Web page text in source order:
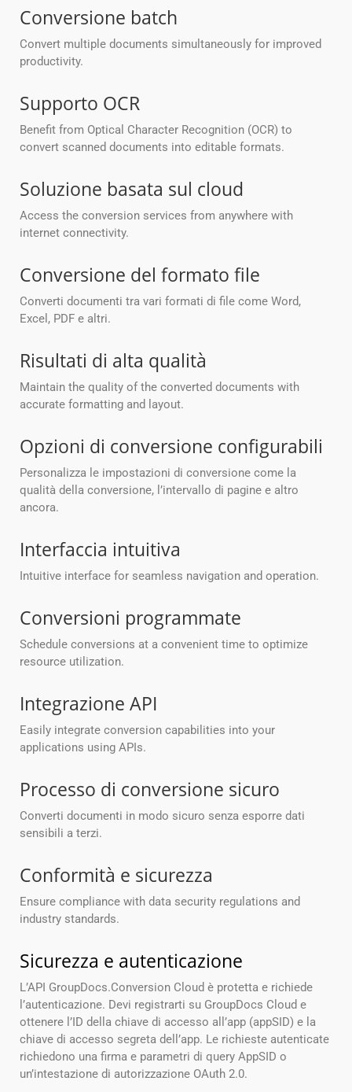
Conversione batch
Convert multiple documents simultaneously for improved
productivity.
Supporto OCR
Benefit from Optical Character Recognition (OCR) to
convert scanned documents into editable formats.
Soluzione basata sul cloud
Access the conversion services from anywhere with
internet connectivity.
Conversione del formato file
Converti documenti tra vari formati di file come Word,
Excel, PDF e altri.
Risultati di alta qualità
Maintain the quality of the converted documents with
accurate formatting and layout.
Opzioni di conversione configurabili
Personalizza le impostazioni di conversione come la
qualità della conversione, l’intervallo di pagine e altro
ancora.
Interfaccia intuitiva
Intuitive interface for seamless navigation and operation.
Conversioni programmate
Schedule conversions at a convenient time to optimize
resource utilization.
Integrazione API
Easily integrate conversion capabilities into your
applications using APIs.
Processo di conversione sicuro
Converti documenti in modo sicuro senza esporre dati
sensibili a terzi.
Conformità e sicurezza
Ensure compliance with data security regulations and
industry standards.
Sicurezza e autenticazione
L’API GroupDocs.Conversion Cloud è protetta e richiede
l’autenticazione. Devi registrarti su GroupDocs Cloud e
ottenere l’ID della chiave di accesso all’app (appSID) e la
chiave di accesso segreta dell’app. Le richieste autenticate
richiedono una firma e parametri di query AppSID o
un’intestazione di autorizzazione OAuth 2.0.